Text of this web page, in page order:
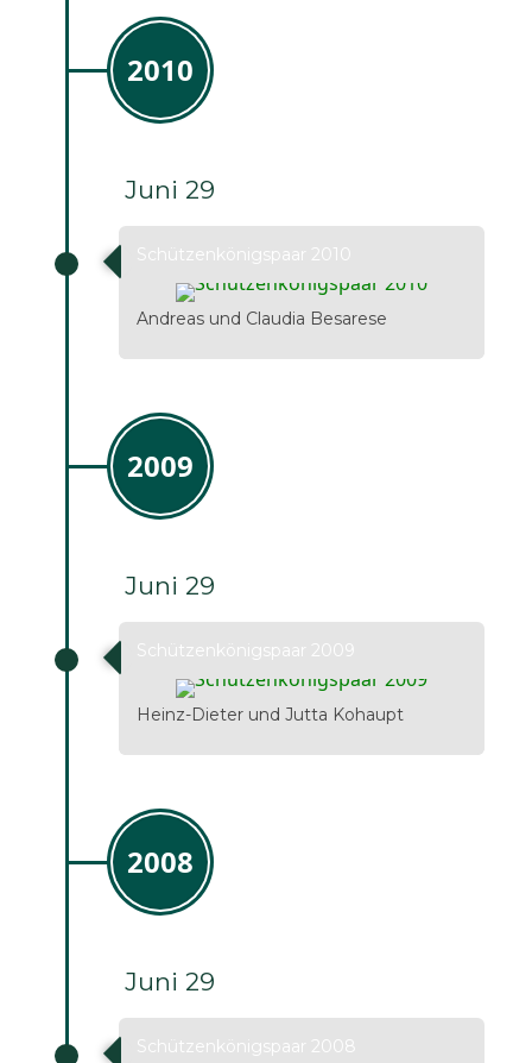
2010
Juni 29
Schützenkönigspaar 2010
Andreas und Claudia Besarese
2009
Juni 29
Schützenkönigspaar 2009
Heinz-Dieter und Jutta Kohaupt
2008
Juni 29
Schützenkönigspaar 2008